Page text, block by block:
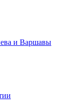
и Варшавы